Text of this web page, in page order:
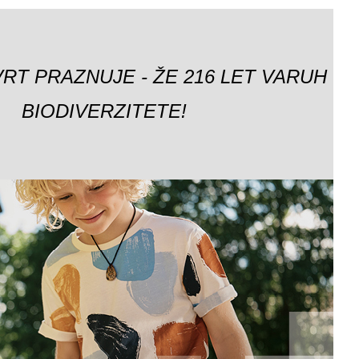
PRAZNUJE - ŽE 216 LET VARUH
BIODIVERZITETE!